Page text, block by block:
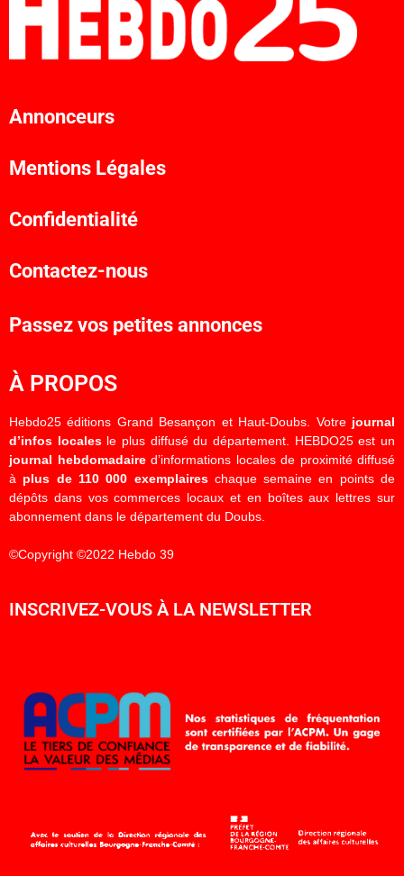
Annonceurs
Mentions Légales
Confidentialité
Contactez-nous
Passez vos petites annonces
À PROPOS
Hebdo25 éditions Grand Besançon et Haut-Doubs. Votre journal
d’infos localesle plus diffusé du département. HEBDO25 est un
journal hebdomadaired’informations locales de proximité diffusé
à plus de 110 000 exemplaireschaque semaine en points de
dépôts dans vos commerces locaux et en boîtes aux lettres sur
abonnement dans le département du Doubs.
©Copyright ©2022 Hebdo 39
INSCRIVEZ-VOUS À LA NEWSLETTER